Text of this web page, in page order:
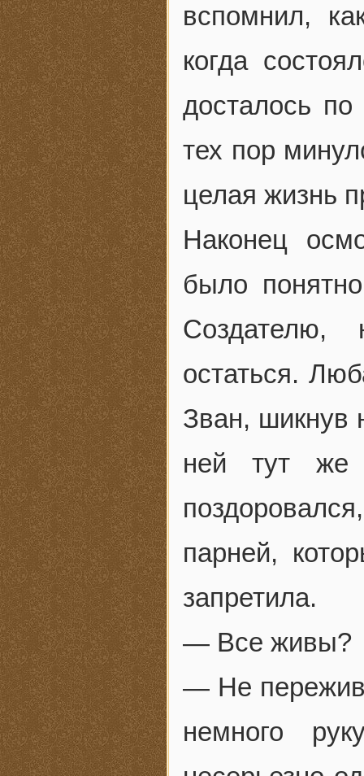
вспомнил,
когда
досталось
тех пор
целая жизнь
Наконец
было
остаться.
Зван, шикнув
ней тут же
парней,
запретила.
— Все живы?
— Не
немного